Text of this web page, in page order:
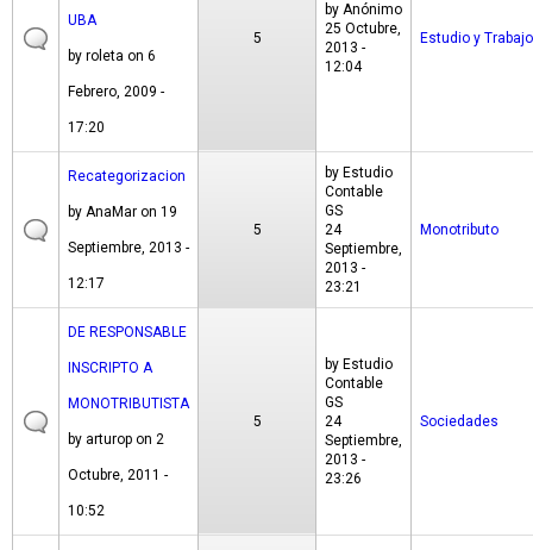
UBA
by roleta on 6
Febrero, 2009 -
17:20
5
by Anónimo
25 Octubre,
2013 -
12:04
Estudio y Trabajo
Recategorizacion
by AnaMar on 19
Septiembre, 2013 -
12:17
5
by Estudio
Contable
GS
24
Septiembre,
2013 -
23:21
Monotributo
DE RESPONSABLE
INSCRIPTO A
MONOTRIBUTISTA
by arturop on 2
Octubre, 2011 -
10:52
5
by Estudio
Contable
GS
24
Septiembre,
2013 -
23:26
Sociedades